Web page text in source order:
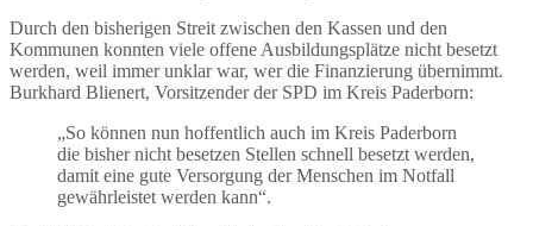
Durch den bisherigen Streit zwischen den Kassen und den
Kommunen konnten viele offene Ausbildungsplätze nicht besetzt
werden, weil immer unklar war, wer die Finanzierung übernimmt.
Burkhard Blienert, Vorsitzender der SPD im Kreis Paderborn:
„So können nun hoffentlich auch im Kreis Paderborn
die bisher nicht besetzen Stellen schnell besetzt werden,
damit eine gute Versorgung der Menschen im Notfall
gewährleistet werden kann“.